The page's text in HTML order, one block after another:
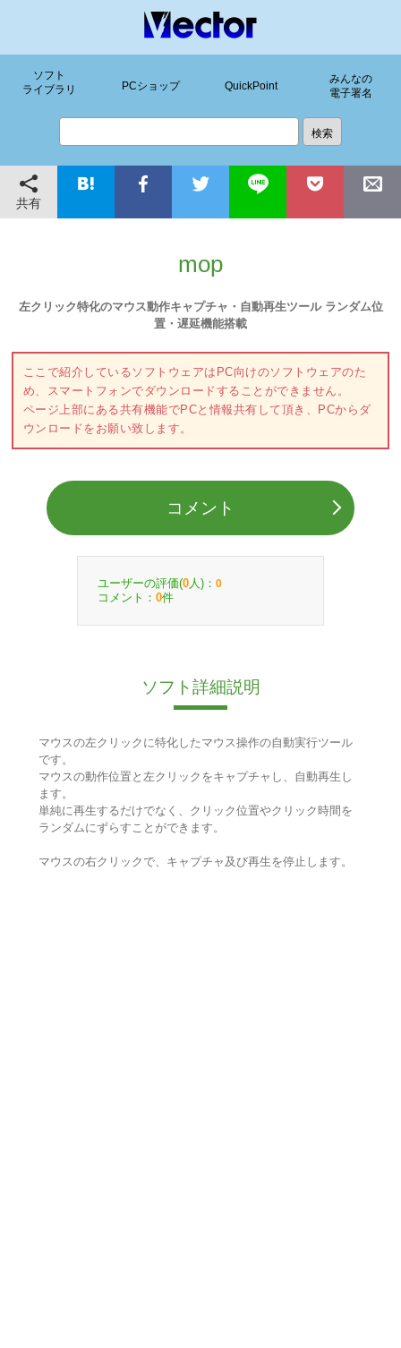
ソフト
ライブラリ
PCショップ QuickPoint
みんなの
電子署名
共有
mop
左クリック特化のマウス動作キャプチャ・自動再生ツール ランダム位
置・遅延機能搭載
ここで紹介しているソフトウェアはPC向けのソフトウェアのた
め、スマートフォンでダウンロードすることができません。
ページ上部にある共有機能でPCと情報共有して頂き、PCからダ
ウンロードをお願い致します。
コメント
ユーザーの評価(0 人)： 0
コメント： 0件
ソフト詳細説明
マウスの左クリックに特化したマウス操作の自動実行ツール
です。
マウスの動作位置と左クリックをキャプチャし、自動再生し
ます。
単純に再生するだけでなく、クリック位置やクリック時間を
ランダムにずらすことができます。
マウスの右クリックで、キャプチャ及び再生を停止します。